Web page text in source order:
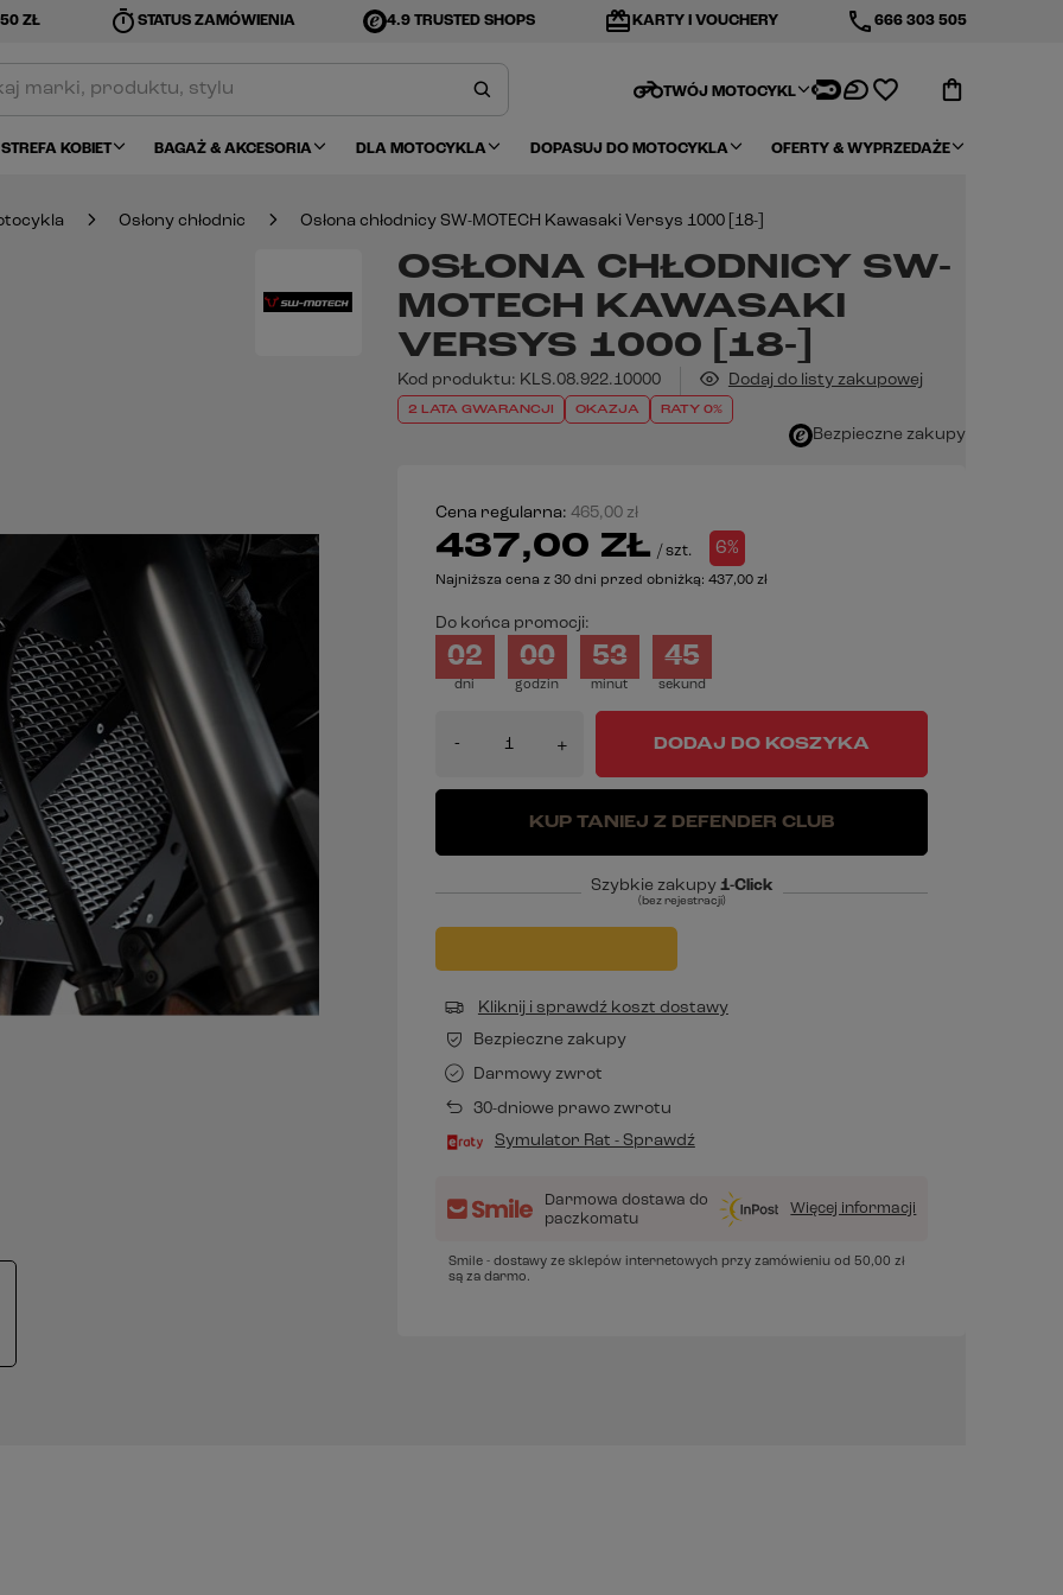
ZŁ timer STATUS ZAMÓWIENIA 4.9 TRUSTED SHOPS redeem KARTY I VOUCHERY phone666 303 505
motorcycleTWÓJ MOTOCYKL
STREFA KOBIET BAGAŻ & AKCESORIA DLA MOTOCYKLA DOPASUJ DO MOTOCYKLA OFERTY & WYPRZEDAŻE
Osłony chłodnic Osłona chłodnicy SW-MOTECH Kawasaki Versys 1000 [18-]
OSŁONA CHŁODNICY SW-
MOTECH KAWASAKI
VERSYS 1000 [18-]
Kod produktu: KLS.08.922.10000 Dodaj do listy zakupowej
2 LATA GWARANCJI OKAZJA RATY 0%
Bezpieczne zakupy
Cena regularna: 465,00 zł
437,00 ZŁ / szt. 6%
Najniższa cena z 30 dni przed obniżką: 437,00 zł
Do końca promocji:
dni
02
godzin
00
minut
53
sekund
44
- + DODAJ DO KOSZYKA
KUP TANIEJ Z DEFENDER CLUB
Szybkie zakupy 1-Click
(bez rejestracji)
Kliknij i sprawdź koszt dostawy
Bezpieczne zakupy
Darmowy zwrot
30-dniowe prawo zwrotu
Symulator Rat - Sprawdź
Darmowa dostawa do
paczkomatu
Więcej informacji
Smile - dostawy ze sklepów internetowych przy zamówieniu od 50,00 zł
są za darmo.